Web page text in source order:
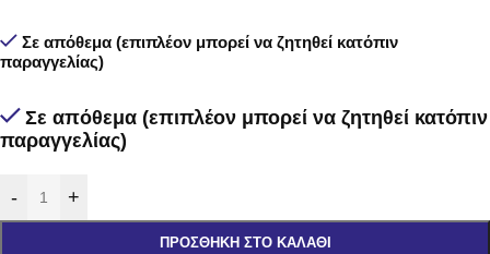
Σε απόθεμα (επιπλέον μπορεί να ζητηθεί κατόπιν
παραγγελίας)
Σε απόθεμα (επιπλέον μπορεί να ζητηθεί κατόπιν
παραγγελίας)
- +
ΠΡΟΣΘΉΚΗ ΣΤΟ ΚΑΛΆΘΙ